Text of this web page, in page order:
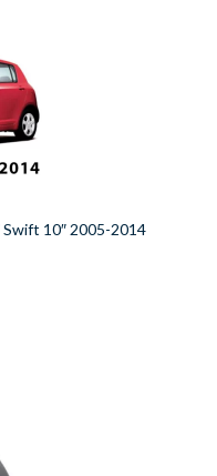
Swift 10″ 2005-2014